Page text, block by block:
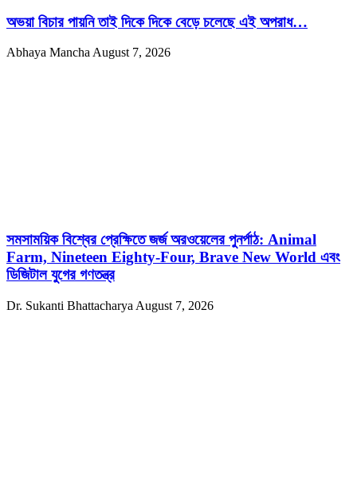
অভয়া বিচার পায়নি তাই দিকে দিকে বেড়ে চলেছে এই অপরাধ…
Abhaya ManchaAugust 7, 2026
সমসাময়িক বিশ্বের প্রেক্ষিতে জর্জ অরওয়েলের পুনর্পাঠ: Animal
Farm, Nineteen Eighty-Four, Brave New World এবং
ডিজিটাল যুগের গণতন্ত্র
Dr. Sukanti Bhattacharya August 7, 2026